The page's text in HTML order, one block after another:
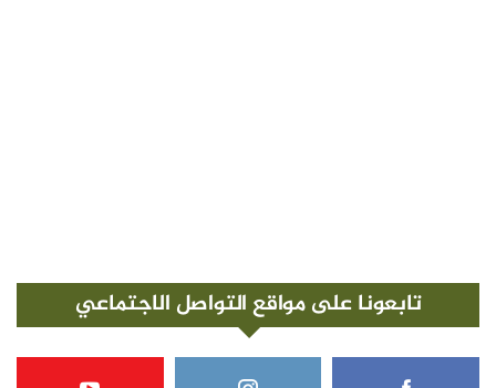
تابعونا على مواقع التواصل الاجتماعي